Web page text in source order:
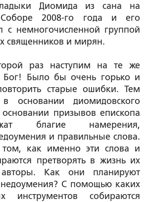
Диомида из сана на
Соборе 2008-го года и его
с немногочисленной группой
священников и мирян.
раз наступим на те же
Бог! Было бы очень горько и
старые ошибки. Тем
основании диомидовского
призывов епископа
благие намерения,
и правильные слова.
как именно эти слова и
претворять в жизнь их
авторы. Как они планируют
недоумения? С помощью каких
инструментов собираются